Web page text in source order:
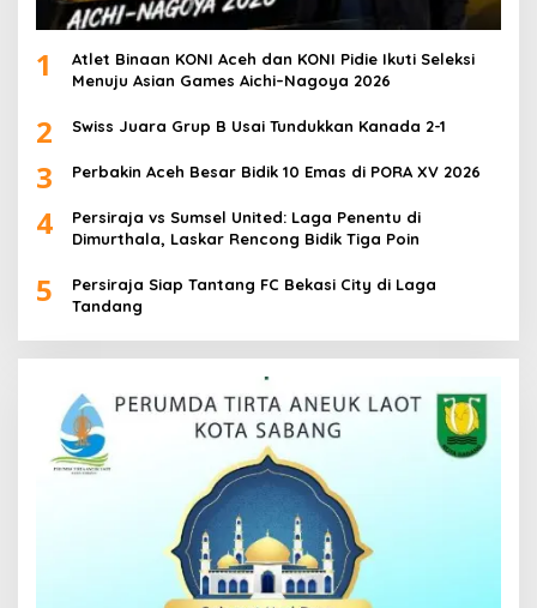
1
Atlet Binaan KONI Aceh dan KONI Pidie Ikuti Seleksi
Menuju Asian Games Aichi–Nagoya 2026
2 Swiss Juara Grup B Usai Tundukkan Kanada 2-1
3 Perbakin Aceh Besar Bidik 10 Emas di PORA XV 2026
4
Persiraja vs Sumsel United: Laga Penentu di
Dimurthala, Laskar Rencong Bidik Tiga Poin
5
Persiraja Siap Tantang FC Bekasi City di Laga
Tandang